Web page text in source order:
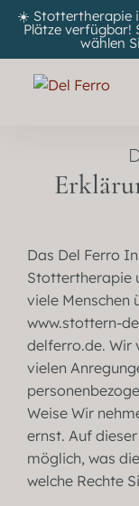
☀️ Stottertherapie
Plätze verfügbar!
wählen
Das Del Ferro
Stottertherapie
viele Menschen
www.stottern-
delferro.de. Wir
vielen
Weise Wir
ernst. Auf
möglich, was
welche Rechte